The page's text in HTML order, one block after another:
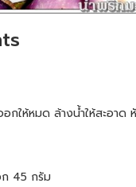
กให้หมด ล้างน้ำให้สะอาด
ก 45 กรัม